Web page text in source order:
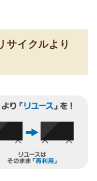
サイクルより